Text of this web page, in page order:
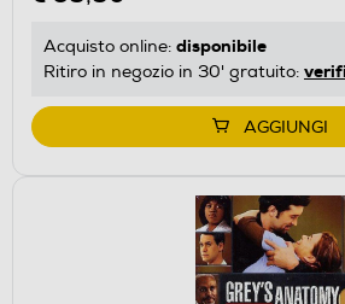
Acquisto online: disponibile
Ritiro in negozio in 30' gratuito:
AGGIUNGI